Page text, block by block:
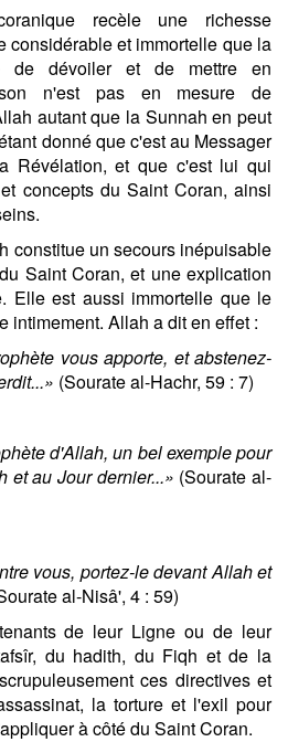
recèle une richesse
considérable et immortelle que la
de dévoiler et de mettre en
n'est pas en mesure de
autant que la Sunnah en peut
donné que c'est au Messager
Révélation, et que c'est lui qui
concepts du Saint Coran, ainsi
constitue un secours inépuisable
Saint Coran, et une explication
Elle est aussi immortelle que le
intimement. Allah a dit en effet :
vous apporte, et abstenez-
(Sourate al-Hachr, 59 : 7)
d'Allah, un bel exemple pour
et au Jour dernier...» (Sourate al-
vous, portez-le devant Allah et
al-Nisâ', 4 : 59)
de leur Ligne ou de leur
du hadith, du Fiqh et de la
ces directives et
la torture et l'exil pour
à côté du Saint Coran.